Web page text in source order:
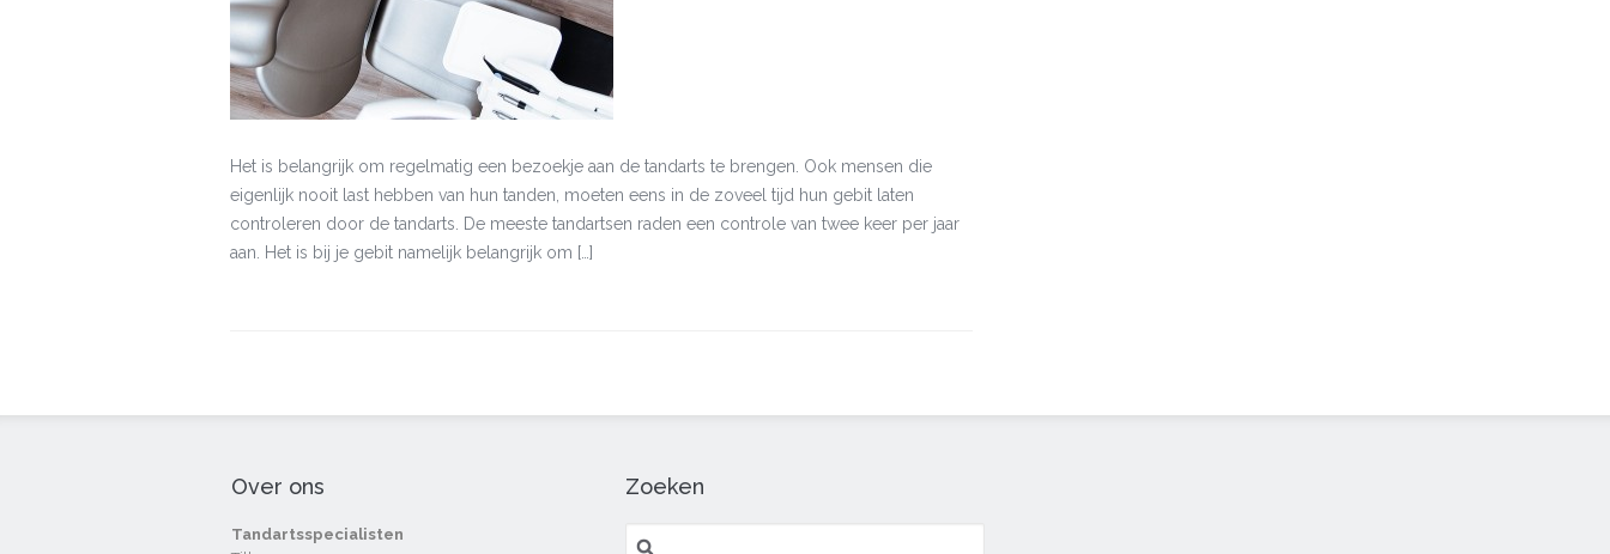
Het is belangrijk om regelmatig een bezoekje aan de tandarts te brengen. Ook mensen die
eigenlijk nooit last hebben van hun tanden, moeten eens in de zoveel tijd hun gebit laten
controleren door de tandarts. De meeste tandartsen raden een controle van twee keer per jaar
aan. Het is bij je gebit namelijk belangrijk om […]
Over ons
Tandartsspecialisten
Zoeken